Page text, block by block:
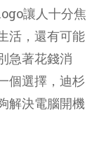
讓人十分焦
活，還有可能
急著花錢消
個選擇，迪杉
解決電腦開機